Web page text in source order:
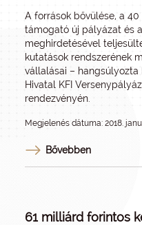
A források bővülése, a
támogató új pályázat és
meghirdetésével
kutatások rendszerének
vállalásai – hangsúlyozta
Hivatal KFI
rendezvényén.
Megjelenés dátuma: 2018.
Bővebben
61 milliárd forintos